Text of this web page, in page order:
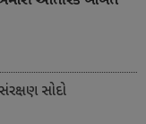
સોદો